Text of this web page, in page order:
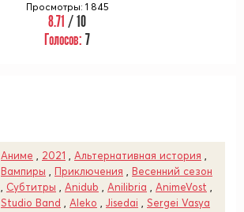
Просмотры: 1 845
8.71 / 10
Голосов: 7
Аниме 2021 Альтернативная история
Вампиры
Приключения
Весенний сезон
Субтитры Anidub Anilibria AnimeVost
Studio Band
Aleko Jisedai Sergei Vasya